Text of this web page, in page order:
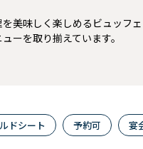
美味しく楽しめるビュッフ
ーを取り揃えています。
ドシート 予約可 宴